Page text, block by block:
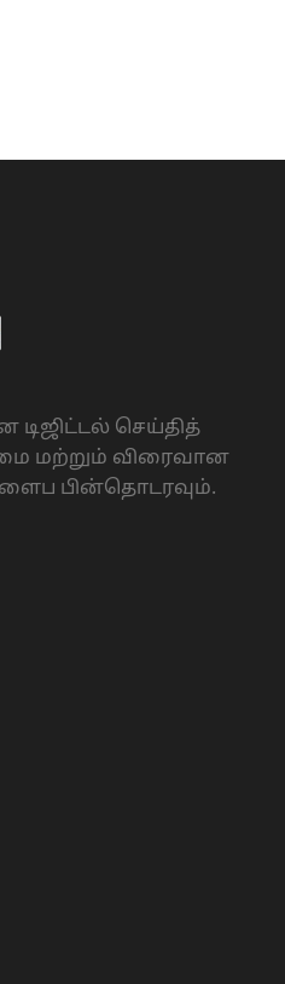
டிஜிட்டல் செய்தித்
மற்றும் விரைவான
பின்தொடரவும்.